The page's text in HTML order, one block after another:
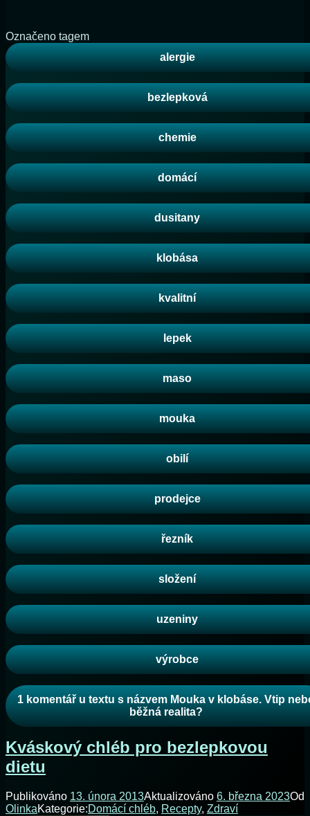
Označeno tagem
alergie
bezlepková
chemie
domácí
dusitany
klobása
kvalitní
lepek
maso
mouka
obilí
prodejce
řezník
složení
uzeniny
výrobce
1 komentář u textu s názvem Mouka v klobáse. Vtip
běžná realita?
Kváskový chléb pro bezlepkovou
dietu
Publikováno 13. února 2013Aktualizováno 6. března 2023Od
OlinkaKategorie:Domácí chléb, Recepty, Zdraví